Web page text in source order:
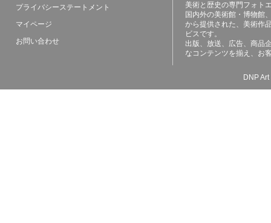
プライバシーステートメント
マイページ
お問い合わせ
美術と歴史の専門フォト
国内外の美術館・博物館
から提供された、美術作
ビスです。
出版、放送、広告、商品
なコンテンツを揃え、お
DNP